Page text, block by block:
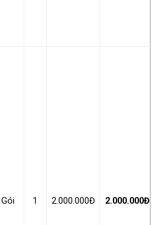
Gói 1 2.000.000Đ 2.000.000Đ